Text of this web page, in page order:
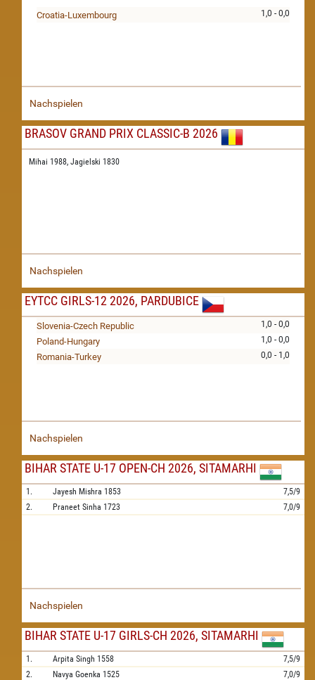
1,0 - 0,0
Croatia-Luxembourg
Nachspielen
BRASOV GRAND PRIX CLASSIC-B 2026
Mihai 1988, Jagielski 1830
Nachspielen
EYTCC GIRLS-12 2026, PARDUBICE
1,0 - 0,0
Slovenia-Czech Republic
1,0 - 0,0
Poland-Hungary
0,0 - 1,0
Romania-Turkey
Nachspielen
BIHAR STATE U-17 OPEN-CH 2026, SITAMARHI
1. Jayesh Mishra 1853
7,5/9
2.
Praneet Sinha 1723 7,0/9
Nachspielen
BIHAR STATE U-17 GIRLS-CH 2026, SITAMARHI
1. Arpita Singh 1558
7,5/9
2.
Navya Goenka 1525 7,0/9